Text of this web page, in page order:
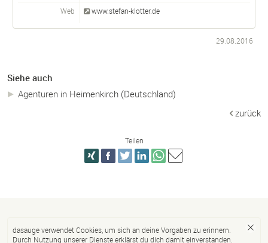
Web www.stefan-klotter.de
29.08.2016
Siehe auch
Agenturen in Heimenkirch (Deutschland)
zurück
Teilen
dasauge verwendet Cookies, um sich an deine Vorgaben zu erinnern.
Durch Nutzung unserer Dienste erklärst du dich damit einverstanden.